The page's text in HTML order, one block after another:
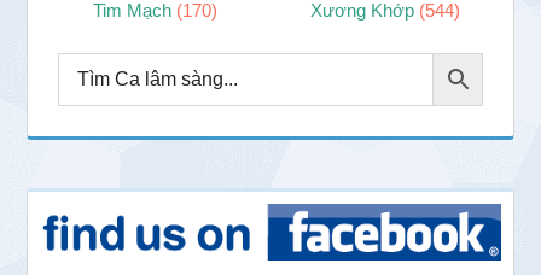
Tim Mạch (170) Xương Khớp (544)